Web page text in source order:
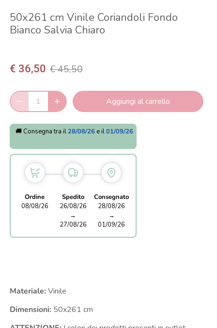
50x261 cm Vinile Coriandoli Fondo
Bianco Salvia Chiaro
€ 36,50 € 45,50
Aggiungi al carrello
🚚 Consegna tra il 28/08/26 e il01/09/26
Ordine
08/08/26
Spedito
26/08/26
→
27/08/26
Consegnato
28/08/26
→
01/09/26
Materiale: Vinile
Dimensioni: 50x261 cm